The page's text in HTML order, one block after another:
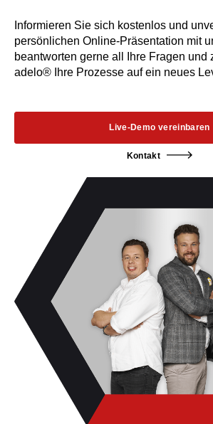
Informieren Sie sich kostenlos und
persönlichen Online-Präsentation mit
beantworten gerne all Ihre Fragen und
adelo® Ihre Prozesse auf ein neues
Live-Demo vereinbaren
Kontakt